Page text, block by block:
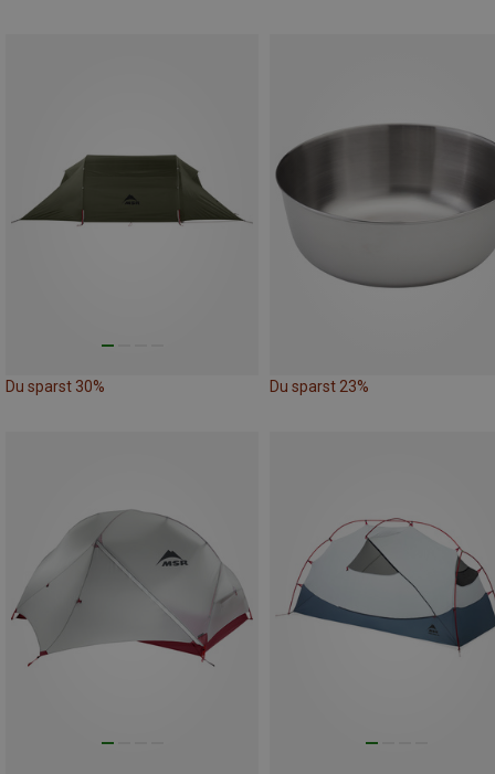
Du sparst 30% Du sparst 23%